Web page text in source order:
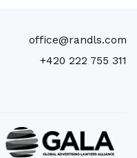
office@randls.com
+420 222 755 311